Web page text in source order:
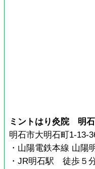
ミントはり灸院 明
明石市大明石町1-13-
・山陽電鉄本線 山
・JR明石駅 徒歩５